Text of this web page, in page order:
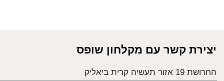
יצירת קשר עם מקלחון שופס
החרושת 19 אזור תעשיה קרית ביאליק